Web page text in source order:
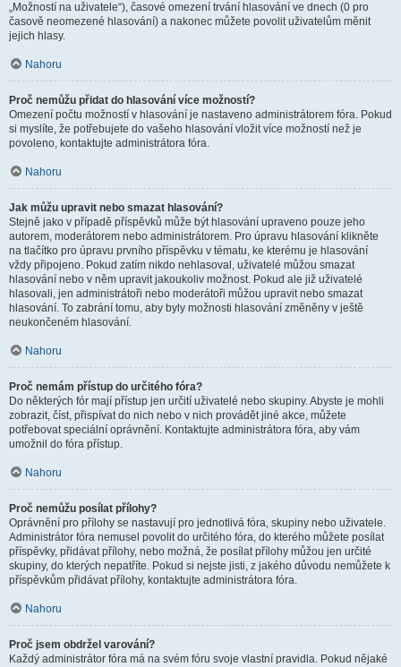
„Možností na uživatele“), časové omezení trvání hlasování ve dnech (0 pro
časově neomezené hlasování) a nakonec můžete povolit uživatelům měnit
jejich hlasy.
Nahoru
Proč nemůžu přidat do hlasování více možností?
Omezení počtu možností v hlasování je nastaveno administrátorem fóra. Pokud
si myslíte, že potřebujete do vašeho hlasování vložit více možností než je
povoleno, kontaktujte administrátora fóra.
Nahoru
Jak můžu upravit nebo smazat hlasování?
Stejně jako v případě příspěvků může být hlasování upraveno pouze jeho
autorem, moderátorem nebo administrátorem. Pro úpravu hlasování klikněte
na tlačítko pro úpravu prvního příspěvku v tématu, ke kterému je hlasování
vždy připojeno. Pokud zatím nikdo nehlasoval, uživatelé můžou smazat
hlasování nebo v něm upravit jakoukoliv možnost. Pokud ale již uživatelé
hlasovali, jen administrátoři nebo moderátoři můžou upravit nebo smazat
hlasování. To zabrání tomu, aby byly možnosti hlasování změněny v ještě
neukončeném hlasování.
Nahoru
Proč nemám přístup do určitého fóra?
Do některých fór mají přístup jen určití uživatelé nebo skupiny. Abyste je mohli
zobrazit, číst, přispívat do nich nebo v nich provádět jiné akce, můžete
potřebovat speciální oprávnění. Kontaktujte administrátora fóra, aby vám
umožnil do fóra přístup.
Nahoru
Proč nemůžu posílat přílohy?
Oprávnění pro přílohy se nastavují pro jednotlivá fóra, skupiny nebo uživatele.
Administrátor fóra nemusel povolit do určitého fóra, do kterého můžete posílat
příspěvky, přidávat přílohy, nebo možná, že posílat přílohy můžou jen určité
skupiny, do kterých nepatříte. Pokud si nejste jisti, z jakého důvodu nemůžete k
příspěvkům přidávat přílohy, kontaktujte administrátora fóra.
Nahoru
Proč jsem obdržel varování?
Každý administrátor fóra má na svém fóru svoje vlastní pravidla. Pokud nějaké